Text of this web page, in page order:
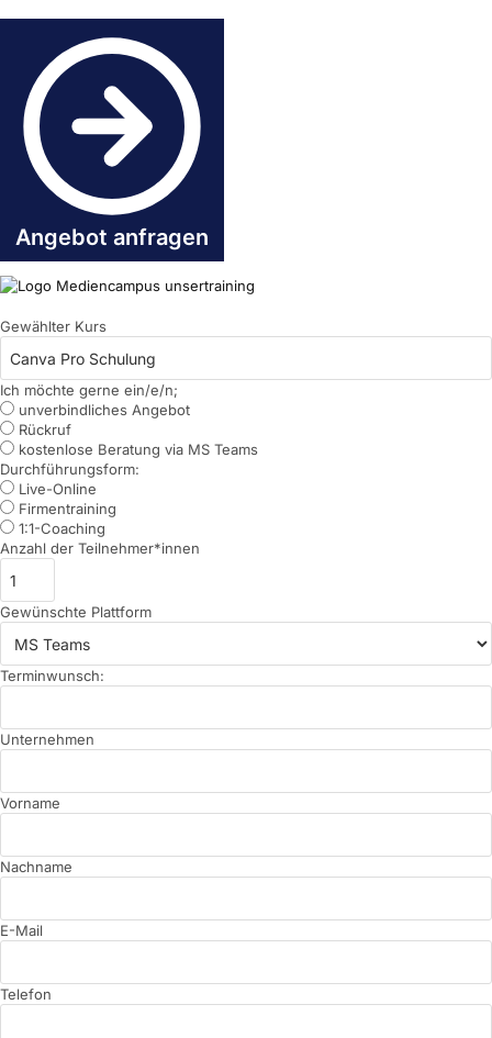
Angebot anfragen
Gewählter Kurs
Ich möchte gerne ein/e/n;
unverbindliches Angebot
Rückruf
kostenlose Beratung via MS Teams
Durchführungsform:
Live-Online
Firmentraining
1:1-Coaching
Anzahl der Teilnehmer*innen
Gewünschte Plattform
Terminwunsch:
Unternehmen
Vorname
Nachname
E-Mail
Telefon